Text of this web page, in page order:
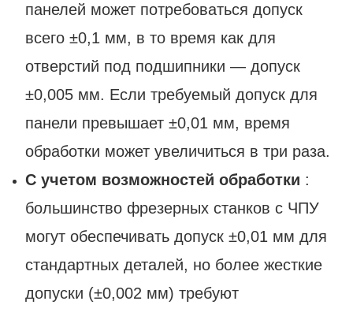
панелей может потребоваться допуск
всего ±0,1 мм, в то время как для
отверстий под подшипники — допуск
±0,005 мм. Если требуемый допуск для
панели превышает ±0,01 мм, время
обработки может увеличиться в три раза.
С учетом возможностей обработки :
большинство фрезерных станков с ЧПУ
могут обеспечивать допуск ±0,01 мм для
стандартных деталей, но более жесткие
допуски (±0,002 мм) требуют